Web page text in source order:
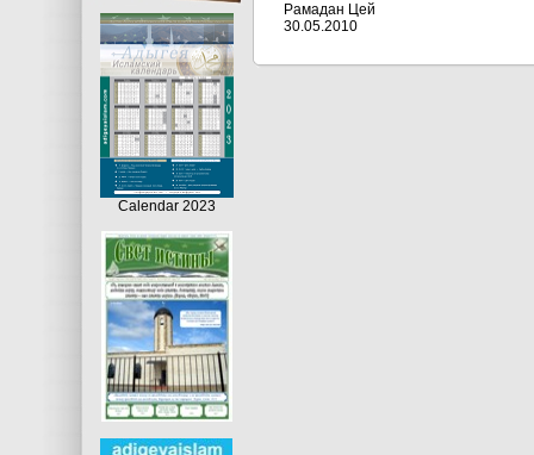
Calendar 2023
Рамадан Цей
30.05.2010